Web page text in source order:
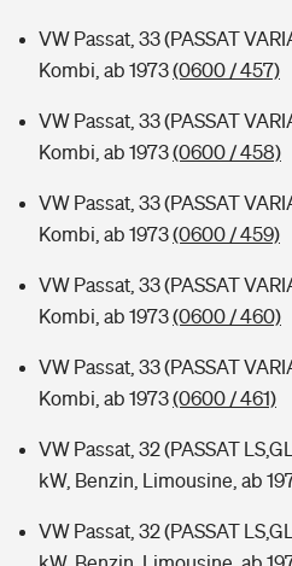
VW Passat, 33 (PASSAT
Kombi, ab 1973(0600 / 457)
VW Passat, 33 (PASSAT
Kombi, ab 1973(0600 / 458)
VW Passat, 33 (PASSAT
Kombi, ab 1973(0600 / 459)
VW Passat, 33 (PASSAT
Kombi, ab 1973(0600 / 460)
VW Passat, 33 (PASSAT
Kombi, ab 1973(0600 / 461)
VW Passat, 32 (PASSAT
kW, Benzin, Limousine, ab
VW Passat, 32 (PASSAT